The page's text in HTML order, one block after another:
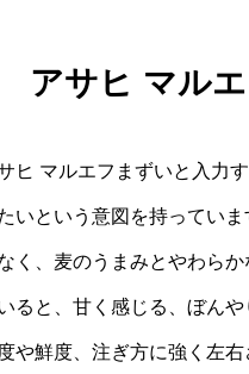
アサヒ マル
ヒ マルエフまずいと入力
いという意図を持ってい
く、麦のうまみとやわら
ると、甘く感じる、ぼん
や鮮度、注ぎ方に強く左